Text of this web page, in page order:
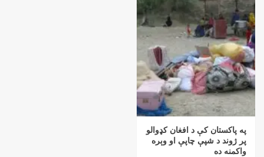
په پاکستان کې د افغان کډوالو
پر ژوند د شپې چاپې او وېره
واکمنه ده